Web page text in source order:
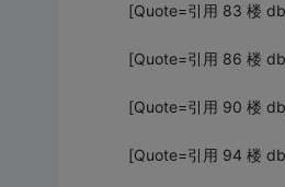
[Quote=引用 83 楼
[Quote=引用 86 楼
[Quote=引用 90 楼
[Quote=引用 94 楼